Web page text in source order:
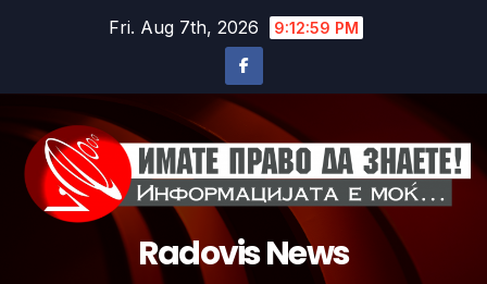
Fri. Aug 7th, 2026 9:13:01 PM
Radovis News